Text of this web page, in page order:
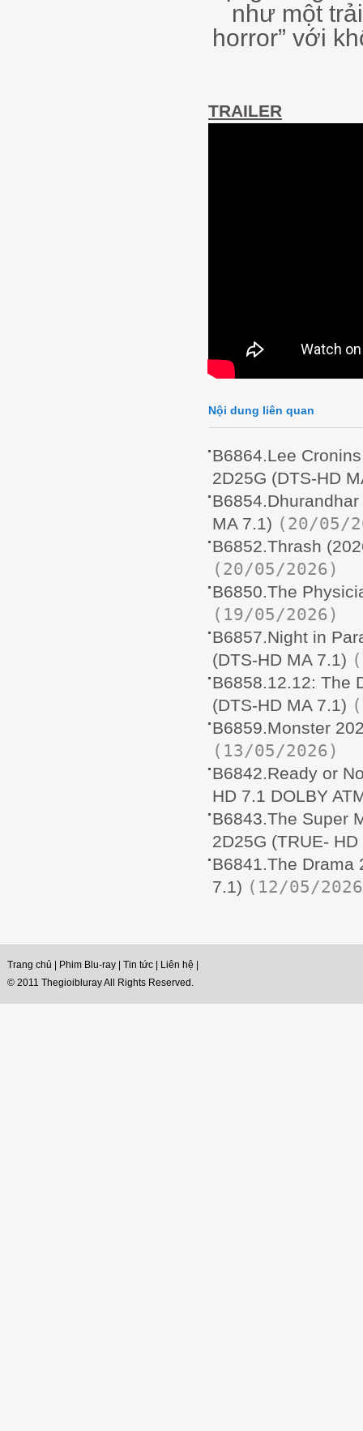
như một
horror” với
TRAILER
Nội dung liên quan
B6864.Lee
2D25G (DTS-HD
MA 7.1) (20/05/
B6852.Thrash
(20/05/2026)
B6850.The
(19/05/2026)
B6857.Night in
(DTS-HD MA 7.1)
B6858.12.12: The
(DTS-HD MA 7.1)
B6859.Monster
(13/05/2026)
B6842.Ready or
HD 7.1 DOLBY
B6843.The Super
2D25G (TRUE-
B6841.The Drama
7.1) (12/05/
Trang chủ Phim Blu-ray Tin tức Liên hệ
© 2011 Thegioibluray All Rights Reserved.